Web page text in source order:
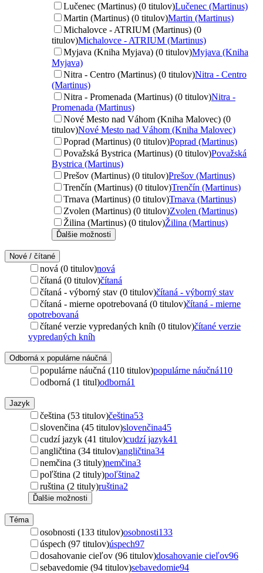
Lučenec (Martinus) (0 titulov)Lučenec (Martinus)
Martin (Martinus) (0 titulov)Martin (Martinus)
Michalovce - ATRIUM (Martinus) (0
titulov)Michalovce - ATRIUM (Martinus)
Myjava (Kniha Myjava) (0 titulov)Myjava (Kniha
Myjava)
Nitra - Centro (Martinus) (0 titulov)Nitra - Centro
(Martinus)
Nitra - Promenada (Martinus) (0 titulov)Nitra -
Promenada (Martinus)
Nové Mesto nad Váhom (Kniha Malovec) (0
titulov)Nové Mesto nad Váhom (Kniha Malovec)
Poprad (Martinus) (0 titulov)Poprad (Martinus)
Považská Bystrica (Martinus) (0 titulov)Považská
Bystrica (Martinus)
Prešov (Martinus) (0 titulov)Prešov (Martinus)
Trenčín (Martinus) (0 titulov)Trenčín (Martinus)
Trnava (Martinus) (0 titulov)Trnava (Martinus)
Zvolen (Martinus) (0 titulov)Zvolen (Martinus)
Žilina (Martinus) (0 titulov)Žilina (Martinus)
Ďalšie možnosti
Nové / čítané
nová (0 titulov)nová
čítaná (0 titulov)čítaná
čítaná - výborný stav (0 titulov)čítaná - výborný stav
čítaná - mierne opotrebovaná (0 titulov)čítaná - mierne
opotrebovaná
čítané verzie vypredaných kníh (0 titulov)čítané verzie
vypredaných kníh
Odborná x populárne náučná
populárne náučná (110 titulov)populárne náučná110
odborná (1 titul)odborná1
Jazyk
čeština (53 titulov)čeština53
slovenčina (45 titulov)slovenčina45
cudzí jazyk (41 titulov)cudzí jazyk41
angličtina (34 titulov)angličtina34
nemčina (3 tituly)nemčina3
poľština (2 tituly)poľština2
ruština (2 tituly)ruština2
Ďalšie možnosti
Téma
osobnosti (133 titulov)osobnosti133
úspech (97 titulov)úspech97
dosahovanie cieľov (96 titulov)dosahovanie cieľov96
sebavedomie (94 titulov)sebavedomie94